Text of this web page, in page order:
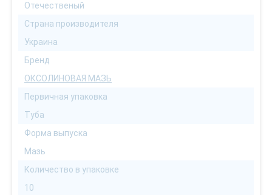
Отечественый
Страна производителя
Украина
Бренд
ОКСОЛИНОВАЯ МАЗЬ
Первичная упаковка
Туба
Форма выпуска
Мазь
Количество в упаковке
10